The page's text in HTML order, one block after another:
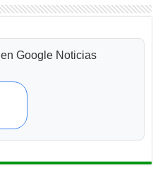
en Google Noticias